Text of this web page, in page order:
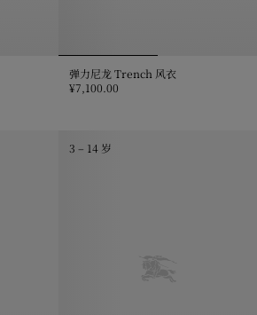
弹力尼龙 Trench 风衣
¥7,100.00
3 – 14 岁